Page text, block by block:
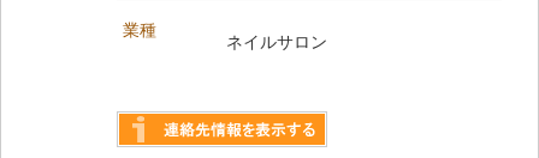
業種
ネイルサロン